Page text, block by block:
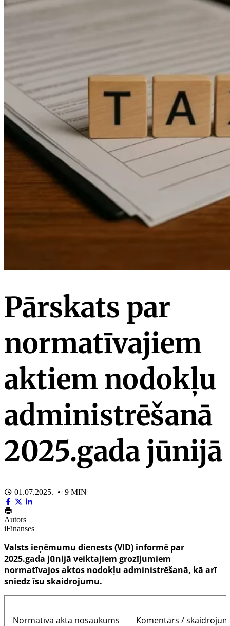
Pārskats par
normatīvajiem
aktiem nodokļu
administrēšanā
2025.gada jūnijā
01.07.2025. • 9 MIN
Autors
iFinanses
Valsts ieņēmumu dienests (VID) informē par
2025.gada jūnijā veiktajiem grozījumiem
normatīvajos aktos nodokļu administrēšanā, kā arī
sniedz īsu skaidrojumu.
Normatīvā akta nosaukums Komentārs /